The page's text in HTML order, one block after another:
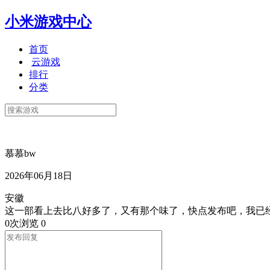
小米游戏中心
首页
云游戏
排行
分类
慕慕bw
2026年06月18日
安徽
这一部看上去比八好多了，又有那个味了，快点发布吧，我已
0次浏览 0